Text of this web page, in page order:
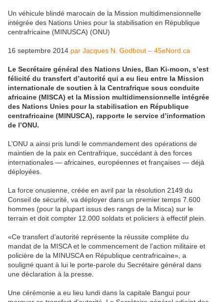
Un véhicule blindé marocain de la Mission multidimensionnelle
intégrée des Nations Unies pour la stabilisation en République
centrafricaine (MINUSCA) (ONU)
16 septembre 2014 par Jacques N. Godbout – 45eNord.ca
Le Secrétaire général des Nations Unies, Ban Ki-moon, s’est
félicité du transfert d’autorité qui a eu lieu entre la Mission
internationale de soutien à la Centrafrique sous conduite
africaine (MISCA) et la Mission multidimensionnelle intégrée
des Nations Unies pour la stabilisation en République
centrafricaine (MINUSCA), rapporte le service d’information
de l’ONU.
L’ONU a ainsi pris lundi le commandement des opérations de
maintien de la paix en Centrafrique, succédant à des forces
internationales — africaines, européennes et françaises — déjà
déployées.
La force onusienne, créée en avril par la résolution 2149 du
Conseil de sécurité, va déployer dans un premier temps 7.600
hommes (pour la plupart issus des rangs de la Misca) sur le
terrain et doit compter 12.000 soldats et policiers à effectif plein.
«Ce transfert d’autorité représente la réussite complète du
mandat de la MISCA et le commencement de l’action militaire et
policière de la MINUSCA en République centrafricaine», a
souligné quant à lui le porte-parole du Secrétaire général dans
une déclaration à la presse.
Une cérémonie a eu lieu lundi dans la capitale Bangui pour